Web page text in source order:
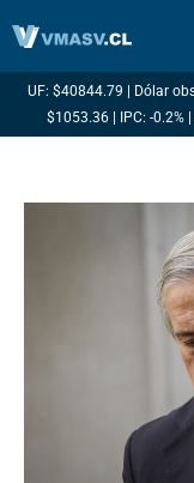
UF: $40844.79 | Dólar
$1053.36 | IPC: -0.2%